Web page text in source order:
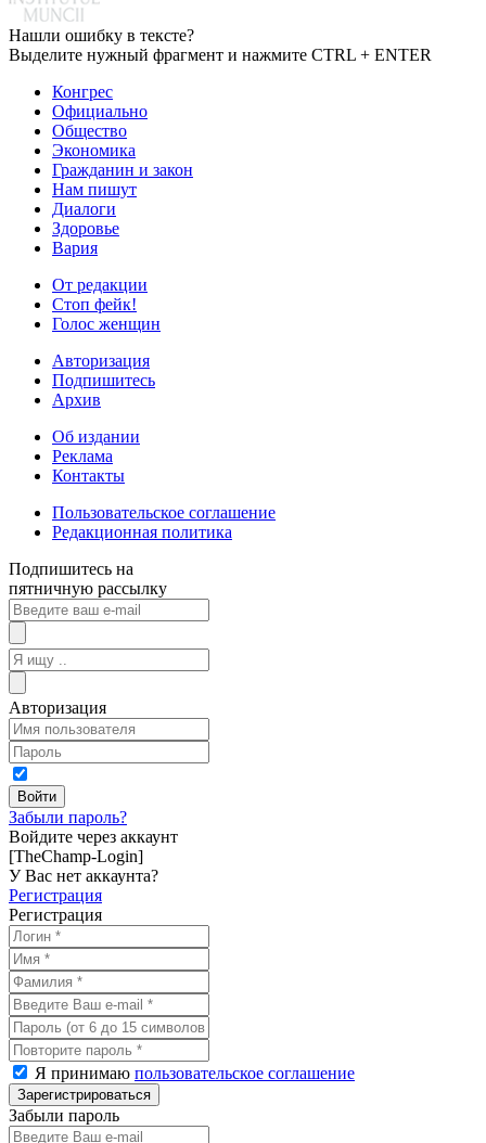
Нашли ошибку в тексте?
Выделите нужный фрагмент и нажмите CTRL + ENTER
Конгрес
Официально
Общество
Экономика
Гражданин и закон
Нам пишут
Диалоги
Здоровье
Вария
От редакции
Стоп фейк!
Голос женщин
Авторизация
Подпишитесь
Архив
Об издании
Реклама
Контакты
Пользовательское соглашение
Редакционная политика
Подпишитесь на
пятничную рассылку
Авторизация
Забыли пароль?
Войдите через аккаунт
[TheChamp-Login]
У Вас нет аккаунта?
Регистрация
Регистрация
Я принимаю пользовательское соглашение
Забыли пароль